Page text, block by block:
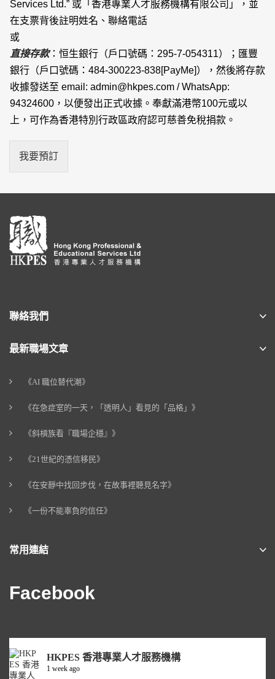
Services Ltd.” 或「香港專業人才服務機構有限公司」，並
在支票背後註明姓名、聯絡電話
或
直接存款：恒生銀行（戶口號碼：295-7-054311）；匯豐
銀行（戶口號碼：484-300223-838[PayMe]），然後將存款
收據發送至 email: admin@hkpes.com / WhatsApp:
94324600，以便發出正式收據。奉獻滿港幣100元或以
上，可作為香港特別行政區政府認可慈善免稅捐款。
我要預訂
聯絡我們
最新職場文章
《AI 職位替代潮》
《在急症室的一天，「透明人」看見的「品格」》
《斜槓族看『職場企穩』》
《21世紀的憑信移民》
《在安靜中找回步伐，在故事裡聽見名字》
《一份不能辜負的信任》
常用連結
Facebook
HKPES 香港專業人才服務機構
1 week ago